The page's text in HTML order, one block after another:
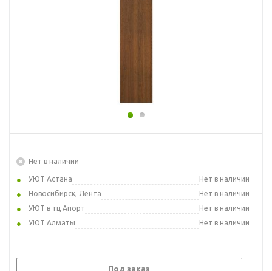
Нет в наличии
УЮТ Астана
Нет в наличии
Новосибирск, Лента
Нет в наличии
УЮТ в тц Апорт
Нет в наличии
УЮТ Алматы
Нет в наличии
Под заказ